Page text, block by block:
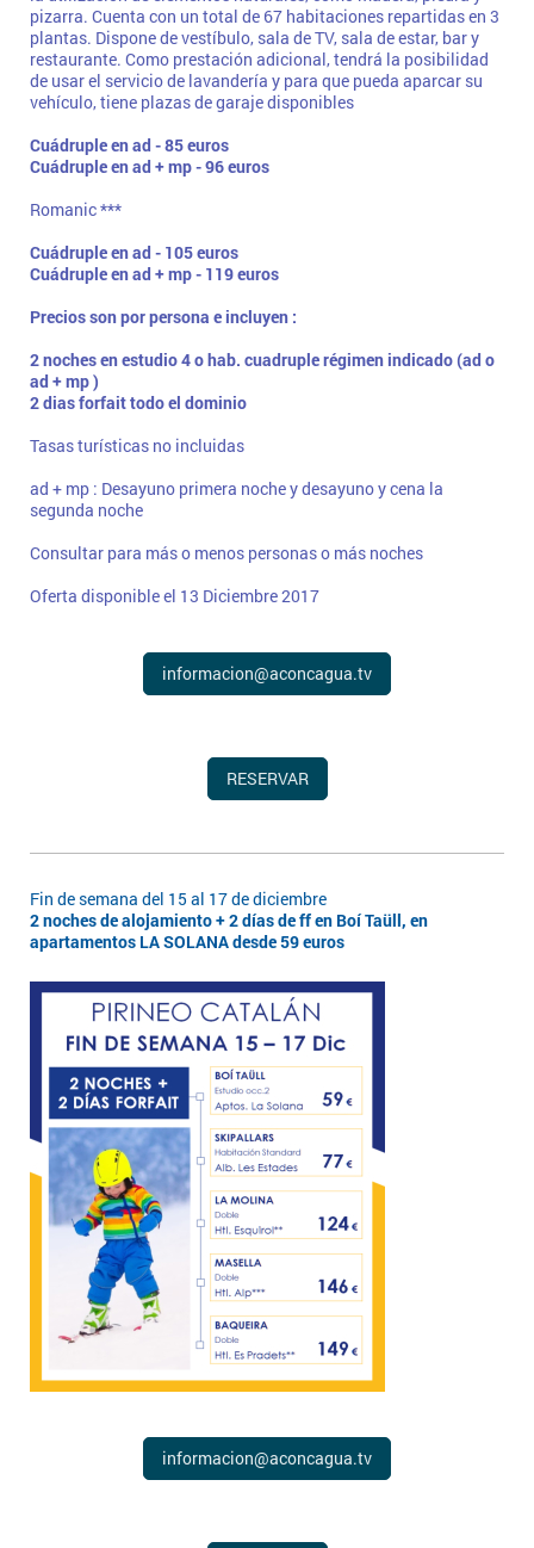
pizarra. Cuenta con un total de 67 habitaciones repartidas en 3
plantas. Dispone de vestíbulo, sala de TV, sala de estar, bar y
restaurante. Como prestación adicional, tendrá la posibilidad
de usar el servicio de lavandería y para que pueda aparcar su
vehículo, tiene plazas de garaje disponibles
Cuádruple en ad - 85 euros
Cuádruple en ad + mp - 96 euros
Romanic ***
Cuádruple en ad - 105 euros
Cuádruple en ad + mp - 119 euros
Precios son por persona e incluyen :
2 noches en estudio 4 o hab. cuadruple régimen indicado (ad o
ad + mp )
2 dias forfait todo el dominio
Tasas turísticas no incluidas
ad + mp : Desayuno primera noche y desayuno y cena la
segunda noche
Consultar para más o menos personas o más noches
Oferta disponible el 13 Diciembre 2017
informacion@aconcagua.tv
RESERVAR
Fin de semana del 15 al 17 de diciembre
2 noches de alojamiento + 2 días de ff en Boí Taüll, en
apartamentos LA SOLANA desde 59 euros
informacion@aconcagua.tv